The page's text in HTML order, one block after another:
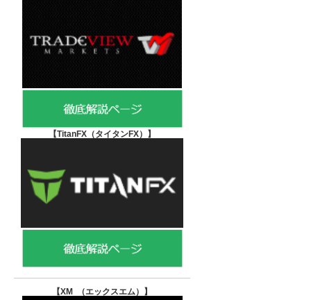
【TitanFX（タイタンFX） 】
【XM （エックスエム） 】